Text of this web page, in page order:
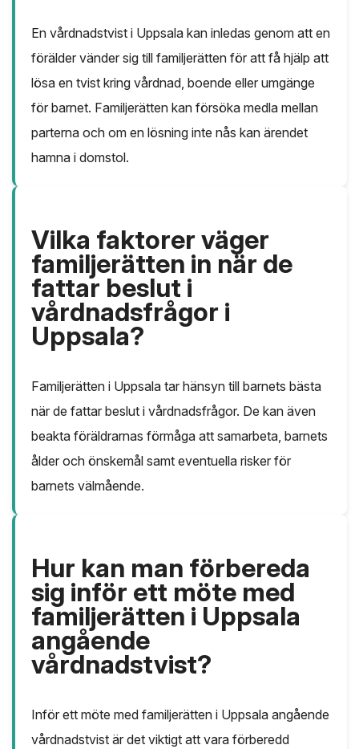
En vårdnadstvist i Uppsala kan inledas genom att en
förälder vänder sig till familjerätten för att få hjälp att
lösa en tvist kring vårdnad, boende eller umgänge
för barnet. Familjerätten kan försöka medla mellan
parterna och om en lösning inte nås kan ärendet
hamna i domstol.
Vilka faktorer väger
familjerätten in när de
fattar beslut i
vårdnadsfrågor i
Uppsala?
Familjerätten i Uppsala tar hänsyn till barnets bästa
när de fattar beslut i vårdnadsfrågor. De kan även
beakta föräldrarnas förmåga att samarbeta, barnets
ålder och önskemål samt eventuella risker för
barnets välmående.
Hur kan man förbereda
sig inför ett möte med
familjerätten i Uppsala
angående
vårdnadstvist?
Inför ett möte med familjerätten i Uppsala angående
vårdnadstvist är det viktigt att vara förberedd